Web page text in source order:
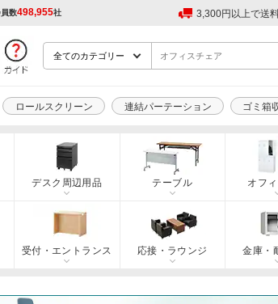
数498,955社 3,300円以上で送
ロールスクリーン 連結パーテーション ゴミ箱
デスク周辺用品 テーブル オフ
受付・エントランス 応接・ラウンジ 金庫・